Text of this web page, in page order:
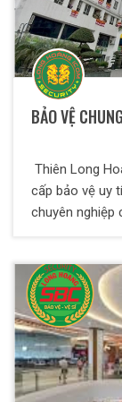
BẢO VỆ
Thiên Long
cấp bảo vệ uy
chuyên nghiệp